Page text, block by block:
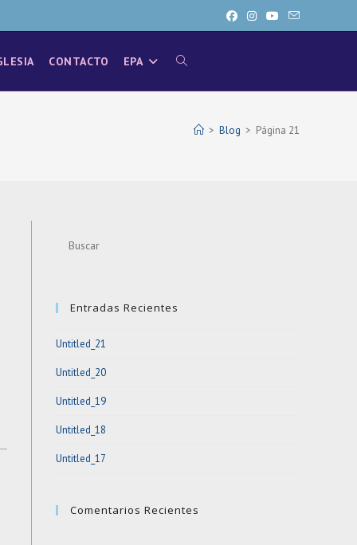
CONTACTO EPA ALTERNAR
BÚSQUEDA
> Blog > Página 21
Entradas Recientes
Untitled_21
Untitled_20
Untitled_19
Untitled_18
Untitled_17
Comentarios Recientes